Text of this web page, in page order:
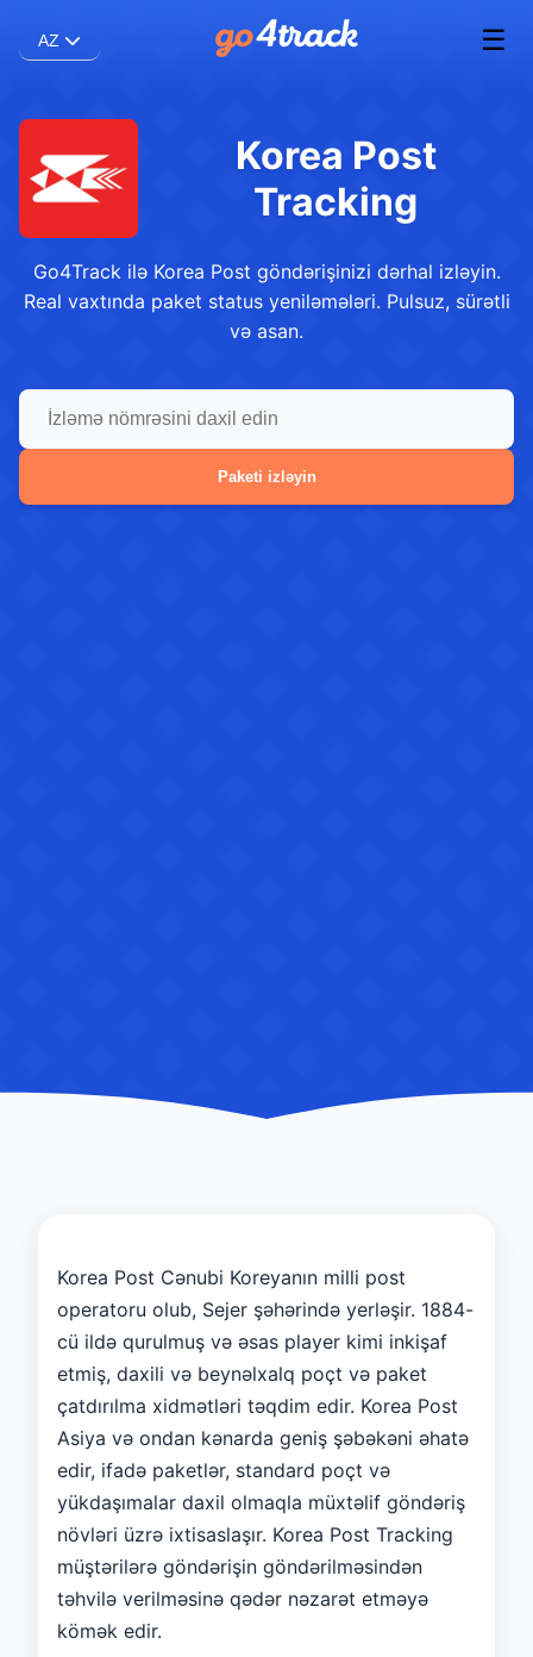
AZ ☰
Korea Post
Tracking
Go4Track ilə Korea Post göndərişinizi dərhal izləyin.
Real vaxtında paket status yeniləmələri. Pulsuz, sürətli
və asan.
Paketi izləyin
Korea Post Cənubi Koreyanın milli post
operatoru olub, Sejer şəhərində yerləşir. 1884-
cü ildə qurulmuş və əsas player kimi inkişaf
etmiş, daxili və beynəlxalq poçt və paket
çatdırılma xidmətləri təqdim edir. Korea Post
Asiya və ondan kənarda geniş şəbəkəni əhatə
edir, ifadə paketlər, standard poçt və
yükdaşımalar daxil olmaqla müxtəlif göndəriş
növləri üzrə ixtisaslaşır. Korea Post Tracking
müştərilərə göndərişin göndərilməsindən
təhvilə verilməsinə qədər nəzarət etməyə
kömək edir.